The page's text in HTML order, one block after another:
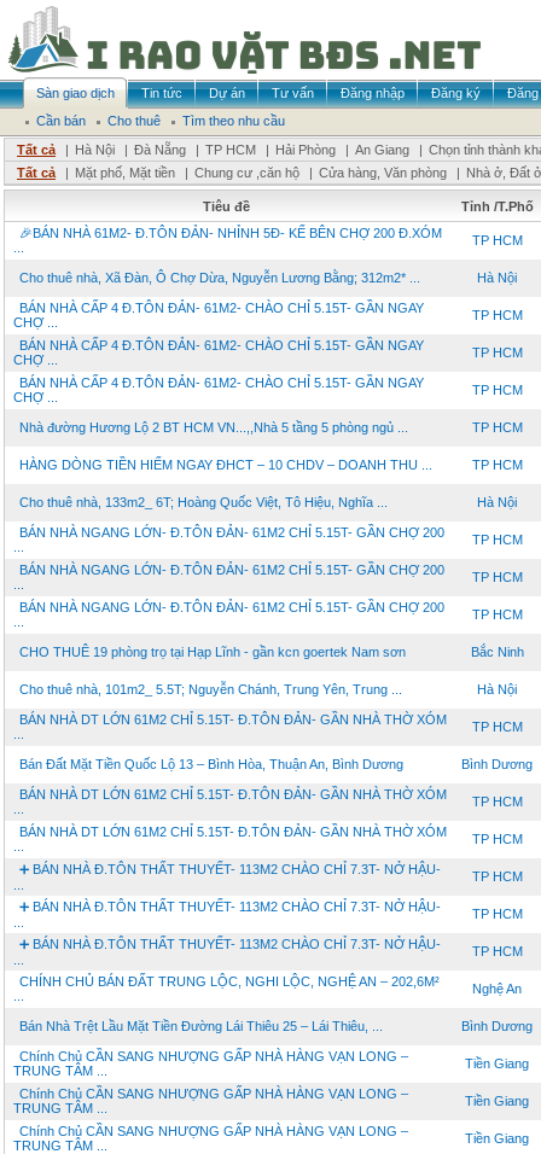
Sàn giao dịch Tin tức Dự án Tư vấn Đăng nhập Đăng ký
Đăng
Cần bán
Cho thuê
Tìm theo nhu cầu
Tất cả
| Hà Nội | Đà Nẵng | TP HCM | Hải Phòng | An Giang | Chọn tỉnh thành
Tất cả
| Mặt phố, Mặt tiền | Chung cư ,căn hộ | Cửa hàng, Văn phòng | Nhà ở, Đất ở
Tiêu đề
Tỉnh /T.Phố
🎉BÁN NHÀ 61M2- Đ.TÔN ĐẢN- NHỈNH 5Đ- KẾ BÊN CHỢ 200 Đ.XÓM
TP HCM
Cho thuê nhà, Xã Đàn, Ô Chợ Dừa, Nguyễn Lương Bằng; 312m2* ... Hà Nội
BÁN NHÀ CẤP 4 Đ.TÔN ĐẢN- 61M2- CHÀO CHỈ 5.15T- GẦN NGAY
CHỢ ...
TP HCM
BÁN NHÀ CẤP 4 Đ.TÔN ĐẢN- 61M2- CHÀO CHỈ 5.15T- GẦN NGAY
CHỢ ...
TP HCM
BÁN NHÀ CẤP 4 Đ.TÔN ĐẢN- 61M2- CHÀO CHỈ 5.15T- GẦN NGAY
CHỢ ...
TP HCM
Nhà đường Hương Lộ 2 BT HCM VN...,,Nhà 5 tầng 5 phòng ngủ ... TP HCM
HÀNG DÒNG TIỀN HIẾM NGAY ĐHCT – 10 CHDV – DOANH THU ... TP HCM
Cho thuê nhà, 133m2_ 6T; Hoàng Quốc Việt, Tô Hiệu, Nghĩa ... Hà Nội
BÁN NHÀ NGANG LỚN- Đ.TÔN ĐẢN- 61M2 CHỈ 5.15T- GẦN CHỢ 200
TP HCM
BÁN NHÀ NGANG LỚN- Đ.TÔN ĐẢN- 61M2 CHỈ 5.15T- GẦN CHỢ 200
TP HCM
BÁN NHÀ NGANG LỚN- Đ.TÔN ĐẢN- 61M2 CHỈ 5.15T- GẦN CHỢ 200
TP HCM
CHO THUÊ 19 phòng trọ tại Hạp Lĩnh - gần kcn goertek Nam sơn Bắc Ninh
Cho thuê nhà, 101m2_ 5.5T; Nguyễn Chánh, Trung Yên, Trung ... Hà Nội
BÁN NHÀ DT LỚN 61M2 CHỈ 5.15T- Đ.TÔN ĐẢN- GẦN NHÀ THỜ XÓM
TP HCM
Bán Đất Mặt Tiền Quốc Lộ 13 – Bình Hòa, Thuận An, Bình Dương Bình Dương
BÁN NHÀ DT LỚN 61M2 CHỈ 5.15T- Đ.TÔN ĐẢN- GẦN NHÀ THỜ XÓM
TP HCM
BÁN NHÀ DT LỚN 61M2 CHỈ 5.15T- Đ.TÔN ĐẢN- GẦN NHÀ THỜ XÓM
TP HCM
➕ BÁN NHÀ Đ.TÔN THẤT THUYẾT- 113M2 CHÀO CHỈ 7.3T- NỞ HẬU-
TP HCM
➕ BÁN NHÀ Đ.TÔN THẤT THUYẾT- 113M2 CHÀO CHỈ 7.3T- NỞ HẬU-
TP HCM
➕ BÁN NHÀ Đ.TÔN THẤT THUYẾT- 113M2 CHÀO CHỈ 7.3T- NỞ HẬU-
TP HCM
CHÍNH CHỦ BÁN ĐẤT TRUNG LỘC, NGHI LỘC, NGHỆ AN – 202,6M²
Nghệ An
Bán Nhà Trệt Lầu Mặt Tiền Đường Lái Thiêu 25 – Lái Thiêu, ... Bình Dương
Chính Chủ CẦN SANG NHƯỢNG GẤP NHÀ HÀNG VẠN LONG –
TRUNG TÂM ...
Tiền Giang
Chính Chủ CẦN SANG NHƯỢNG GẤP NHÀ HÀNG VẠN LONG –
TRUNG TÂM ...
Tiền Giang
Chính Chủ CẦN SANG NHƯỢNG GẤP NHÀ HÀNG VẠN LONG –
TRUNG TÂM ...
Tiền Giang